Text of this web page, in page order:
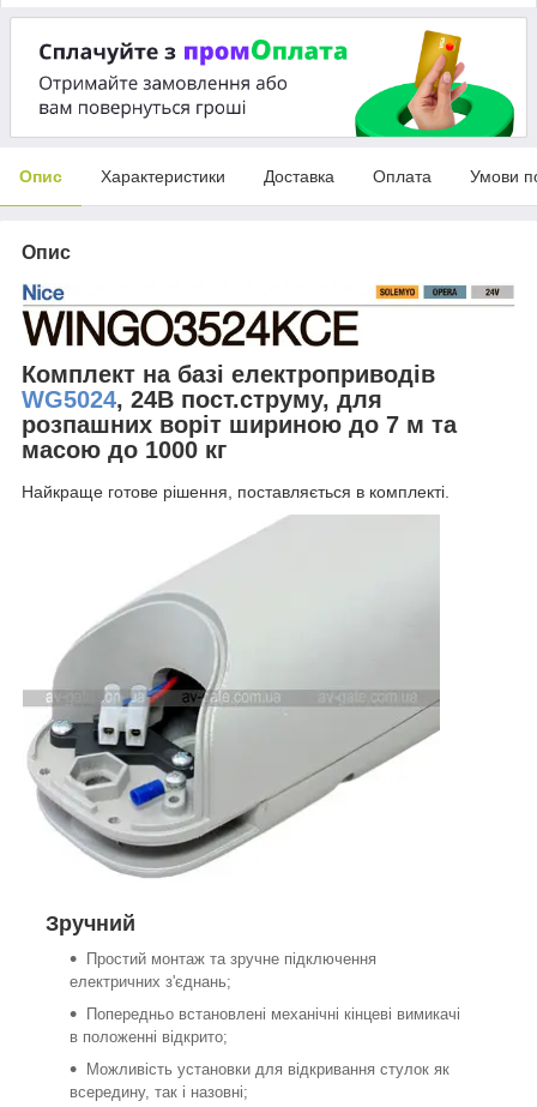
Опис Характеристики Доставка Оплата Умови
Опис
Комплект на базі електроприводів
WG5024, 24В пост.струму, для
розпашних воріт шириною до 7 м та
масою до 1000 кг
Найкраще готове рішення, поставляється в комплекті.
Зручний
Простий монтаж та зручне підключення
електричних з'єднань;
Попередньо встановлені механічні кінцеві вимикачі
в положенні відкрито;
Можливість установки для відкривання стулок як
всередину, так і назовні;